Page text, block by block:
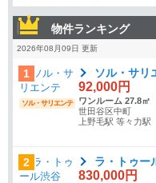
物件ランキング
2026年08月09日 更新
1
ソル・サリエンテ
ソル・サリ
92,000円
ワンルーム 27.8㎡
世田谷区中町
上野毛駅 等々力駅
2 ラ・トゥー
830,000円